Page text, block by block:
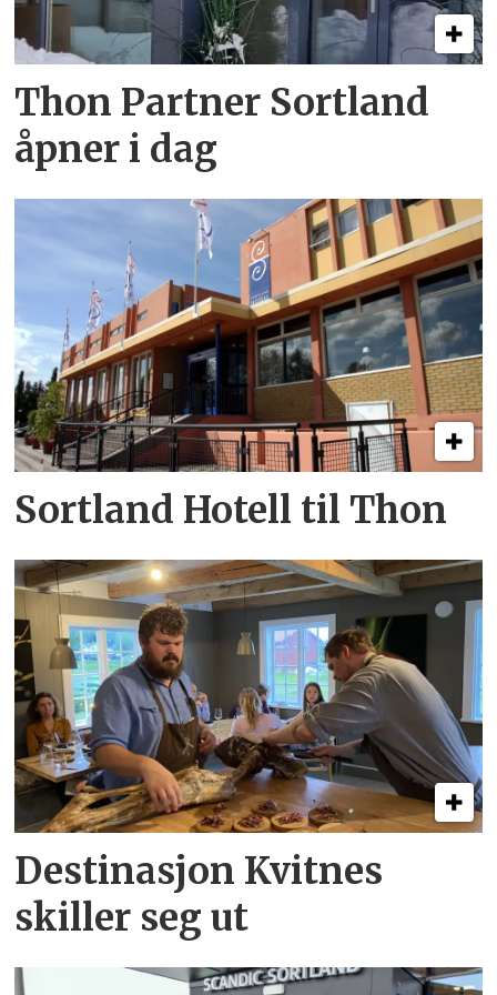
Thon Partner Sortland
åpner i dag
Sortland Hotell til Thon
Destinasjon Kvitnes
skiller seg ut